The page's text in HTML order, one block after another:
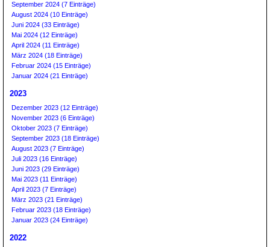
September 2024 (7 Einträge)
August 2024 (10 Einträge)
Juni 2024 (33 Einträge)
Mai 2024 (12 Einträge)
April 2024 (11 Einträge)
März 2024 (18 Einträge)
Februar 2024 (15 Einträge)
Januar 2024 (21 Einträge)
2023
Dezember 2023 (12 Einträge)
November 2023 (6 Einträge)
Oktober 2023 (7 Einträge)
September 2023 (18 Einträge)
August 2023 (7 Einträge)
Juli 2023 (16 Einträge)
Juni 2023 (29 Einträge)
Mai 2023 (11 Einträge)
April 2023 (7 Einträge)
März 2023 (21 Einträge)
Februar 2023 (18 Einträge)
Januar 2023 (24 Einträge)
2022